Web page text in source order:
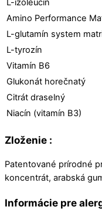
L-izoleucín
Amino Performance
L-glutamín system
L-tyrozín
Vitamín B6
Glukonát horečnatý
Citrát draselný
Niacín (vitamín B3)
Zloženie :
Patentované prírodné
koncentrát, arabská
Informácie pre